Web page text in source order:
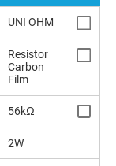
UNI OHM
Resistor
Carbon
Film
56kΩ
2W